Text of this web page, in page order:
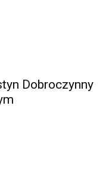
Dobroczynny